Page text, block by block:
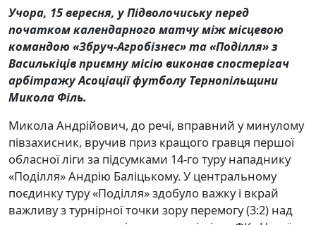
Учора, 15 вересня, у Підволочиську перед
початком календарного матчу між місцевою
командою «Збруч-Агробізнес» та «Поділля» з
Василькіців приємну місію виконав спостерігач
арбітражу Асоціації футболу Тернопільщини
Микола Філь.
Микола Андрійович, до речі, вправний у минулому
півзахисник, вручив приз кращого гравця першої
обласної ліги за підсумками 14-го туру нападнику
«Поділля» Андрію Баліцькому. У центральному
поєдинку туру «Поділля» здобуло важку і вкрай
важливу з турнірної точки зору перемогу (3:2) над